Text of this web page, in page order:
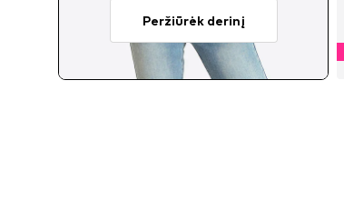
Peržiūrėk derinį